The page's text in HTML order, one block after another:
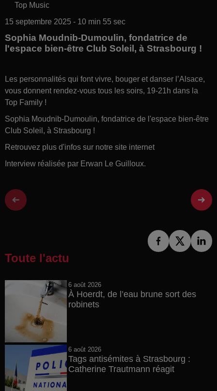
Top Music
15 septembre 2025 - 10 min 55 sec
Sophia Moudnib-Dumoulin, fondatrice de
l'espace bien-être Club Soleil, à Strasbourg !
Les personnalités qui font vivre, bouger et danser l’Alsace,
vous donnent rendez-vous tous les soirs, 19-21h dans la
Top Family !
Sophia Moudnib-Dumoulin, fondatrice de l'espace bien-être
Club Soleil, à Strasbourg !
Retrouvez plus d'infos sur notre site internet
Interview réalisée par Erwan Le Guilloux.
Toute l'actu
6 août 2026
À Hoerdt, de l’eau brune sort des
robinets
6 août 2026
Tags antisémites à Strasbourg :
Catherine Trautmann réagit